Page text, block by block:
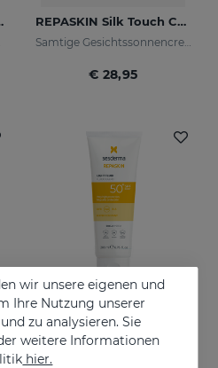
REPASKIN Silk Touch Color LSF50
Samtige Gesichtssonnencreme mit Farbe
€ 28,95
In den Warenkorb
wir unsere eigenen und
Ihre Nutzung unserer
zu analysieren. Sie
weitere Informationen
hier.